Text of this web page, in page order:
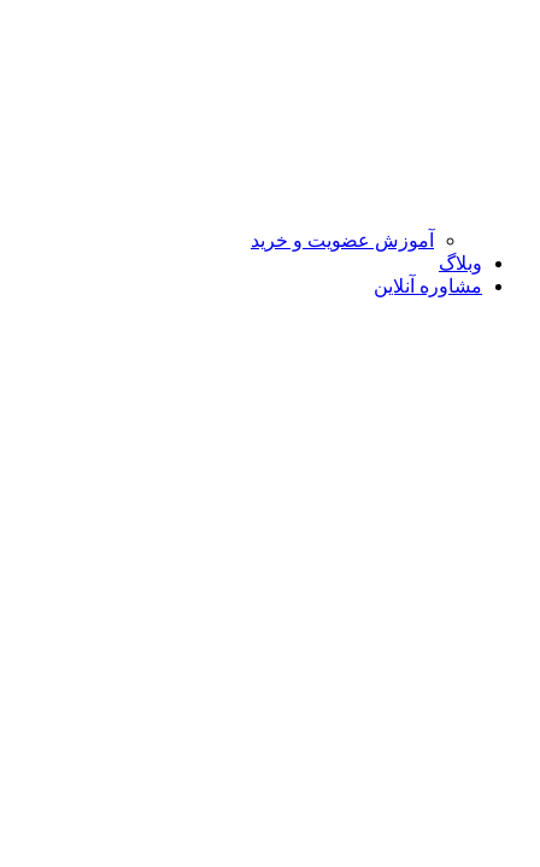
آموزش عضویت و خرید
وبلاگ
مشاوره آنلاین